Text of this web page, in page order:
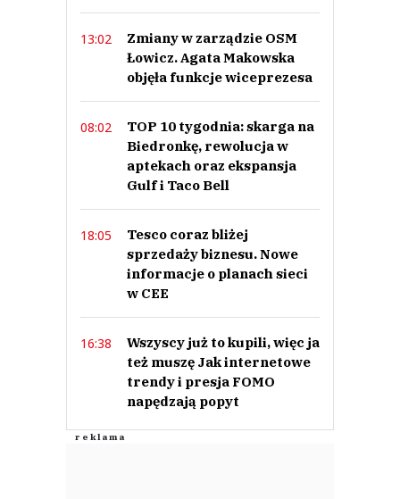
13:02
Zmiany w zarządzie OSM
Łowicz. Agata Makowska
objęła funkcje wiceprezesa
08:02
TOP 10 tygodnia: skarga na
Biedronkę, rewolucja w
aptekach oraz ekspansja
Gulf i Taco Bell
18:05
Tesco coraz bliżej
sprzedaży biznesu. Nowe
informacje o planach sieci
w CEE
16:38
Wszyscy już to kupili, więc ja
też muszę Jak internetowe
trendy i presja FOMO
napędzają popyt